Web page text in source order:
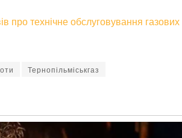
про технічне обслуговування
Тернопільміськгаз